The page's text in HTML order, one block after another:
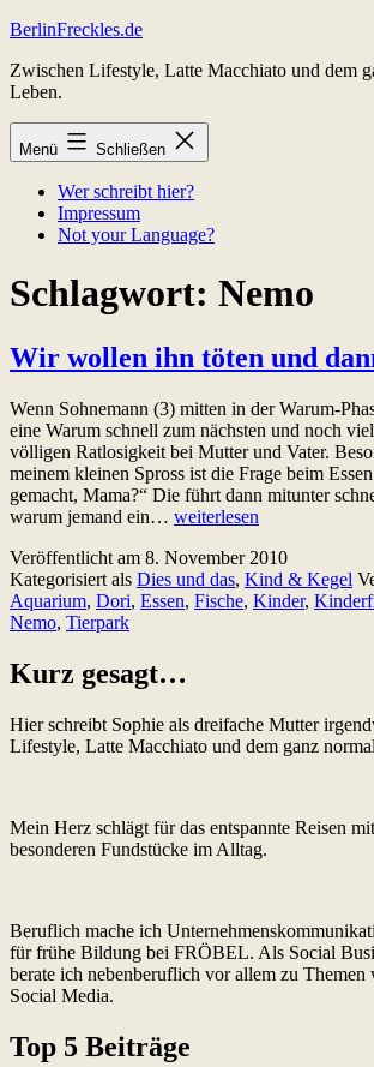
Zum
springen
BerlinFreckles.de
Zwischen Lifestyle, Latte Macchiato und dem
Leben.
Menü Schließen
Wer schreibt hier?
Impressum
Not your Language?
Schlagwort: Nemo
Wir wollen ihn töten und
Wenn Sohnemann (3) mitten in der Warum-
eine Warum schnell zum nächsten und noch
völligen Ratlosigkeit bei Mutter und Vater.
meinem kleinen Spross ist die Frage beim
gemacht, Mama?“ Die führt dann mitunter
warum jemand ein… Wir
ihn
töten
und
weiterlesen
Veröffentlicht am 8. November 2010
Kategorisiert als Dies und das, Kind & Kegel
Aquarium, Dori, Essen, Fische, Kinder,
Nemo, Tierpark
Kurz gesagt…
Hier schreibt Sophie als dreifache Mutter
Lifestyle, Latte Macchiato und dem ganz
Mein Herz schlägt für das entspannte Reisen
besonderen Fundstücke im Alltag.
Beruflich mache ich
für frühe Bildung bei FRÖBEL. Als Social
berate ich nebenberuflich vor allem zu Themen
Social Media.
Top 5 Beiträge